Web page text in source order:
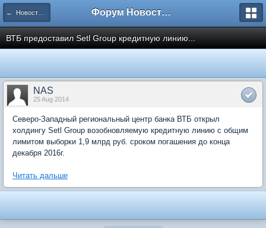
← Новости рынка недвижимости Форум Новостройки
ВТБ предоставил Setl Group кредитную линию...
NAS
25 Aug 2014
Северо-Западный региональный центр банка ВТБ открыл
холдингу Setl Group возобновляемую кредитную линию с общим
лимитом выборки 1,9 млрд руб. сроком погашения до конца
декабря 2016г.
Читать дальше